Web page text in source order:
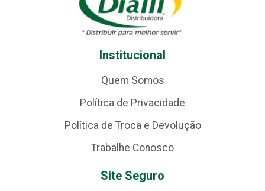
Institucional
Quem Somos
Política de Privacidade
Política de Troca e Devolução
Trabalhe Conosco
Site Seguro